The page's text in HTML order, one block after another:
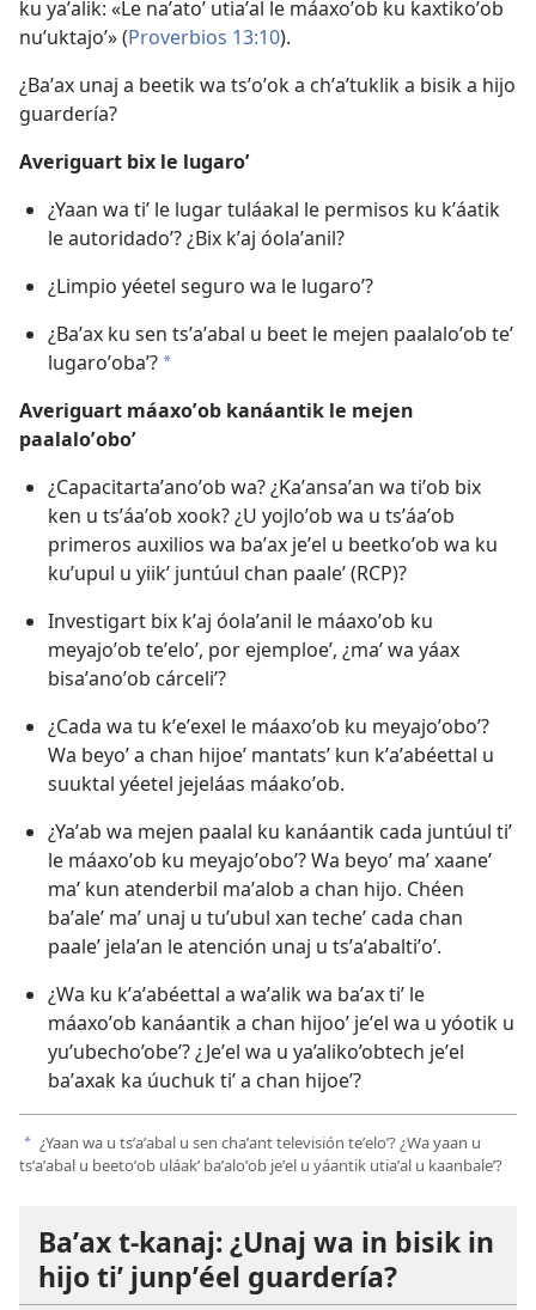
ku yaʼalik: «Le naʼatoʼ utiaʼal le máaxoʼob ku kaxtikoʼob
nuʼuktajoʼ» (Proverbios 13:10).
¿Baʼax unaj a beetik wa tsʼoʼok a chʼaʼtuklik a bisik a hijo
guardería?
Averiguart bix le lugaroʼ
¿Yaan wa tiʼ le lugar tuláakal le permisos ku kʼáatik
le autoridadoʼ? ¿Bix kʼaj óolaʼanil?
¿Limpio yéetel seguro wa le lugaroʼ?
¿Baʼax ku sen tsʼaʼabal u beet le mejen paalaloʼob teʼ
lugaroʼobaʼ? a
Averiguart máaxoʼob kanáantik le mejen
paalaloʼoboʼ
¿Capacitartaʼanoʼob wa? ¿Kaʼansaʼan wa tiʼob bix
ken u tsʼáaʼob xook? ¿U yojloʼob wa u tsʼáaʼob
primeros auxilios wa baʼax jeʼel u beetkoʼob wa ku
kuʼupul u yiikʼ juntúul chan paaleʼ (RCP)?
Investigart bix kʼaj óolaʼanil le máaxoʼob ku
meyajoʼob teʼeloʼ, por ejemploeʼ, ¿maʼ wa yáax
bisaʼanoʼob cárceliʼ?
¿Cada wa tu kʼeʼexel le máaxoʼob ku meyajoʼoboʼ?
Wa beyoʼ a chan hijoeʼ mantatsʼ kun kʼaʼabéettal u
suuktal yéetel jejeláas máakoʼob.
¿Yaʼab wa mejen paalal ku kanáantik cada juntúul tiʼ
le máaxoʼob ku meyajoʼoboʼ? Wa beyoʼ maʼ xaaneʼ
maʼ kun atenderbil maʼalob a chan hijo. Chéen
baʼaleʼ maʼ unaj u tuʼubul xan techeʼ cada chan
paaleʼ jelaʼan le atención unaj u tsʼaʼabaltiʼoʼ.
¿Wa ku kʼaʼabéettal a waʼalik wa baʼax tiʼ le
máaxoʼob kanáantik a chan hijooʼ jeʼel wa u yóotik u
yu’ubecho’obe’? ¿Jeʼel wa u ya’aliko’obtech jeʼel
baʼaxak ka úuchuk tiʼ a chan hijoeʼ?
a ¿Yaan wa u tsʼaʼabal u sen chaʼant televisión teʼeloʼ? ¿Wa yaan u
tsʼaʼabal u beetoʼob uláakʼ baʼaloʼob jeʼel u yáantik utiaʼal u kaanbaleʼ?
Baʼax t-kanaj: ¿Unaj wa in bisik in
hijo tiʼ junpʼéel guardería?